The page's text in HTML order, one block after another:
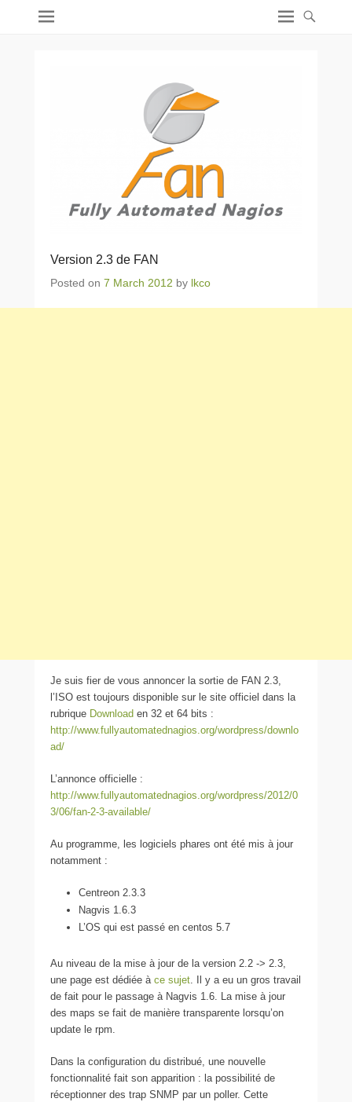
Version 2.3 de FAN
Posted on 7 March 2012 by lkco
Je suis fier de vous annoncer la sortie de FAN 2.3,
l’ISO est toujours disponible sur le site officiel dans la
rubrique Download en 32 et 64 bits :
http://www.fullyautomatednagios.org/wordpress/downlo
ad/
L’annonce officielle :
http://www.fullyautomatednagios.org/wordpress/2012/0
3/06/fan-2-3-available/
Au programme, les logiciels phares ont été mis à jour
notamment :
Centreon 2.3.3
Nagvis 1.6.3
L’OS qui est passé en centos 5.7
Au niveau de la mise à jour de la version 2.2 -> 2.3,
une page est dédiée à ce sujet. Il y a eu un gros travail
de fait pour le passage à Nagvis 1.6. La mise à jour
des maps se fait de manière transparente lorsqu’on
update le rpm.
Dans la configuration du distribué, une nouvelle
fonctionnalité fait son apparition : la possibilité de
réceptionner des trap SNMP par un poller. Cette